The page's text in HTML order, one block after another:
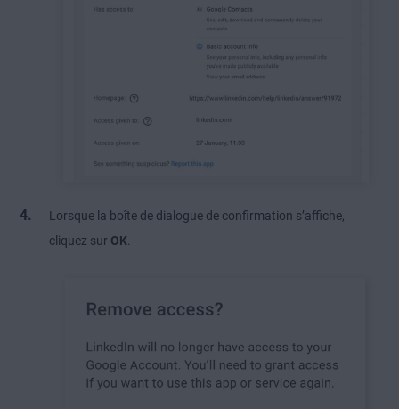
Lorsque la boîte de dialogue de confirmation s’affiche,
cliquez sur OK